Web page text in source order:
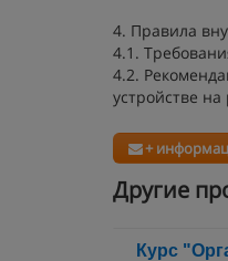
4. Правила
4.1.
4.2.
устройстве на
+
Другие
Курс